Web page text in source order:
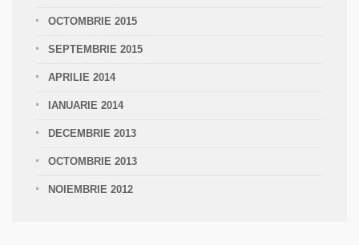
OCTOMBRIE 2015
SEPTEMBRIE 2015
APRILIE 2014
IANUARIE 2014
DECEMBRIE 2013
OCTOMBRIE 2013
NOIEMBRIE 2012